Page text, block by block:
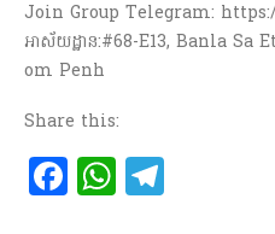
Join Group Telegram:
អាស័យដ្ឋាន:#68-E13, Banla
om Penh
Share this:
Facebook